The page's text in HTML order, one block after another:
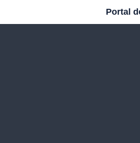
Portal